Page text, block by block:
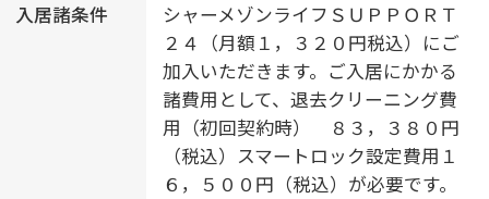
入居諸条件
シャーメゾンライフＳＵＰＰＯＲＴ
２４（月額１，３２０円税込）にご
加入いただきます。ご入居にかかる
諸費用として、退去クリーニング費
用（初回契約時） ８３，３８０円
（税込）スマートロック設定費用１
６，５００円（税込）が必要です。